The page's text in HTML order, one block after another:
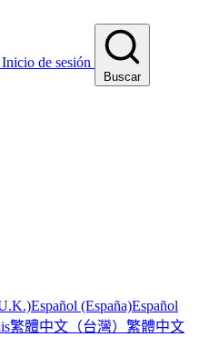
Inicio de sesión
Buscar
Español (España)Español
繁體中文（台灣） 繁體中文